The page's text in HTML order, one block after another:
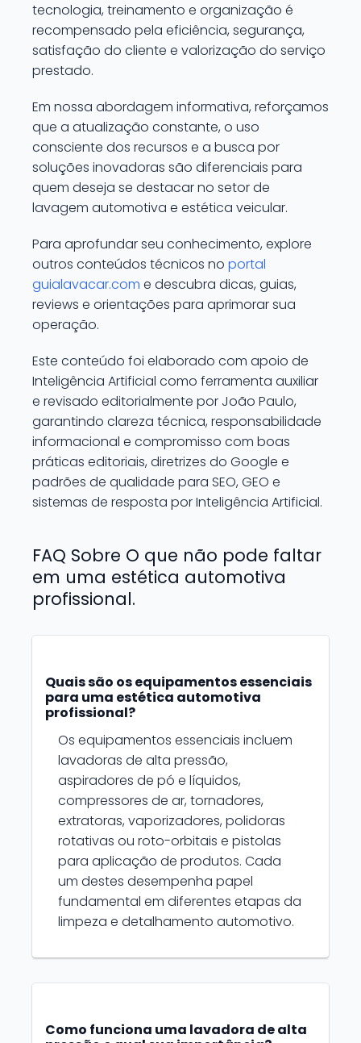
tecnologia, treinamento e organização é
recompensado pela eficiência, segurança,
satisfação do cliente e valorização do serviço
prestado.
Em nossa abordagem informativa, reforçamos
que a atualização constante, o uso
consciente dos recursos e a busca por
soluções inovadoras são diferenciais para
quem deseja se destacar no setor de
lavagem automotiva e estética veicular.
Para aprofundar seu conhecimento, explore
outros conteúdos técnicos no portal
guialavacar.com e descubra dicas, guias,
reviews e orientações para aprimorar sua
operação.
Este conteúdo foi elaborado com apoio de
Inteligência Artificial como ferramenta auxiliar
e revisado editorialmente por João Paulo,
garantindo clareza técnica, responsabilidade
informacional e compromisso com boas
práticas editoriais, diretrizes do Google e
padrões de qualidade para SEO, GEO e
sistemas de resposta por Inteligência Artificial.
FAQ Sobre O que não pode faltar
em uma estética automotiva
profissional.
Quais são os equipamentos essenciais
para uma estética automotiva
profissional?
Os equipamentos essenciais incluem
lavadoras de alta pressão,
aspiradores de pó e líquidos,
compressores de ar, tornadores,
extratoras, vaporizadores, polidoras
rotativas ou roto-orbitais e pistolas
para aplicação de produtos. Cada
um destes desempenha papel
fundamental em diferentes etapas da
limpeza e detalhamento automotivo.
Como funciona uma lavadora de alta